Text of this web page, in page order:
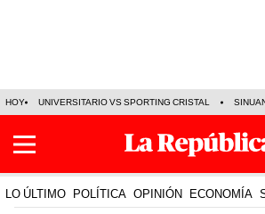
HOY UNIVERSITARIO VS SPORTING CRISTAL
LO ÚLTIMO POLÍTICA OPINIÓN ECONOMÍA